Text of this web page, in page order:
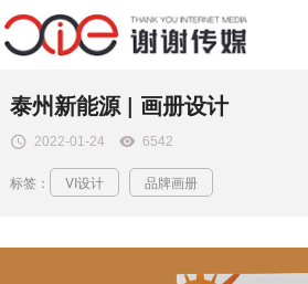
泰州新能源 | 画册设计
2022-01-24 6542
标签： VI设计 品牌画册